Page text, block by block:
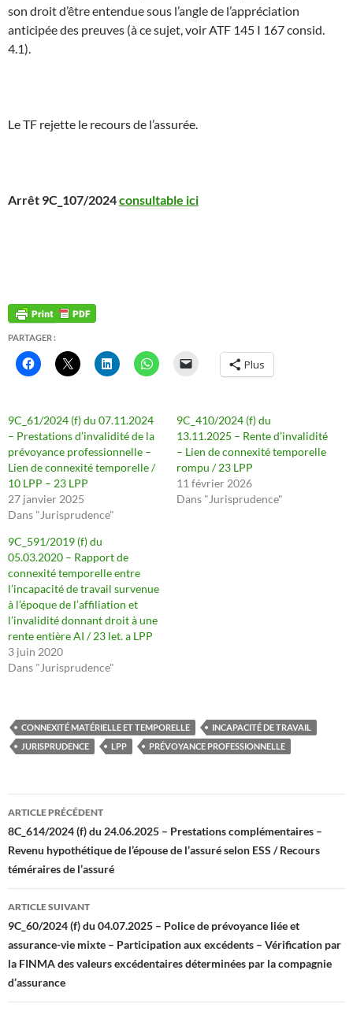
son droit d’être entendue sous l’angle de l’appréciation
anticipée des preuves (à ce sujet, voir ATF 145 I 167 consid.
4.1).
Le TF rejette le recours de l’assurée.
Arrêt 9C_107/2024consultable ici
PARTAGER :
Plus
9C_61/2024 (f) du 07.11.2024
– Prestations d’invalidité de la
prévoyance professionnelle –
Lien de connexité temporelle /
10 LPP – 23 LPP
27 janvier 2025
Dans "Jurisprudence"
9C_410/2024 (f) du
13.11.2025 – Rente d’invalidité
– Lien de connexité temporelle
rompu / 23 LPP
11 février 2026
Dans "Jurisprudence"
9C_591/2019 (f) du
05.03.2020 – Rapport de
connexité temporelle entre
l’incapacité de travail survenue
à l’époque de l’affiliation et
l’invalidité donnant droit à une
rente entière AI / 23 let. a LPP
3 juin 2020
Dans "Jurisprudence"
CONNEXITÉ MATÉRIELLE ET TEMPORELLE
INCAPACITÉ DE TRAVAIL
JURISPRUDENCE
LPP PRÉVOYANCE PROFESSIONNELLE
Navigation
des
articles
ARTICLE PRÉCÉDENT
8C_614/2024 (f) du 24.06.2025 – Prestations complémentaires –
Revenu hypothétique de l’épouse de l’assuré selon ESS / Recours
téméraires de l’assuré
ARTICLE SUIVANT
9C_60/2024 (f) du 04.07.2025 – Police de prévoyance liée et
assurance-vie mixte – Participation aux excédents – Vérification par
la FINMA des valeurs excédentaires déterminées par la compagnie
d’assurance